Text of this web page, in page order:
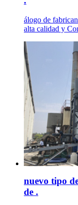
álogo de
alta calidad y
nuevo tipo
de .